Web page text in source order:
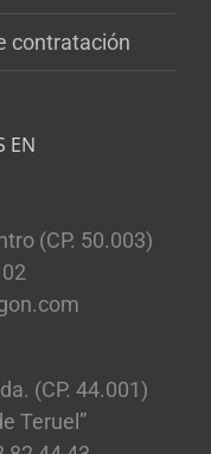
contratación
EN
(CP. 50.003)
(CP. 44.001)
Teruel”